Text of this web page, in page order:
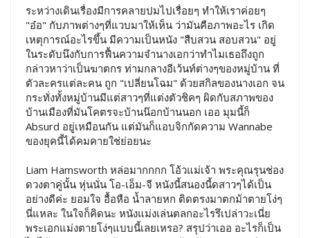
ระหว่างเดินเรื่องมีการคลายปมไปเรื่อยๆ ทำให้เราค่อยๆ
"อ๋อ" กับภาพต่างๆที่แวบมาให้เห็น ว่ามันคือภาพอะไร เกิด
เหตุการณ์อะไรขึ้น มีความเป็นหนัง "สืบสวน สอบสวน" อยู่
ในระดับนึงกับการฟื้นความจำนางเอกว่าทำไมเธอถึงถูก
กล่าวหาว่าเป็นฆาตกร ท่ามกลางอีเว้นท์ต่างๆของหมู่บ้าน ที่
ตัวละครแต่ละคน ถูก "เปลี่ยนโฉม" ด้วยสกิลของนางเอก จน
กระทั่งทั้งหมู่บ้านมีแต่สาวๆที่แต่งตัวชิคๆ ผิดกับสภาพของ
บ้านเมืองที่มันโคตรจะบ้านน๊อกบ้านนอก เออ มุมนี้ก็
Absurd อยู่เหมือนกัน แต่มันก็แอบจิกกัดความ Wannabe
ของยุคนี้ได้คมคายใช่ย่อยนะ
Liam Hamsworth หล่อมากกกก โอ้วแม่เจ้า พระคุณรุนช่อง
ดวงตาคู่นั้น หุ่นนั่น โอ-เอ็ม-จี หนังนี้สนองนี้ดสาวๆได้เป็น
อย่างดีค่ะ ยอมใจ อื้อหือ น้ำลายหก ติดตรงมาตกม้าตายโง่ๆ
นี่แหละ ในใจก็คิดนะ หนังแม่งเล่นตลกอะไรรึเปล่าวะเนี่ย
พระเอกแม่งตายโง่ๆแบบนี้เลยเหรอ? สรุปว่าเออ อะไรก็เป็น